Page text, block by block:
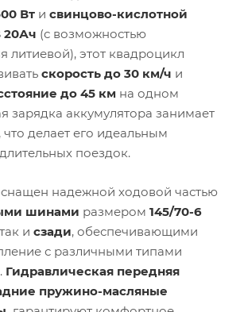
Вт и свинцово-кислотной
20Ач (с возможностью
литиевой), этот квадроцикл
скорость до 30 км/ч и
до 45 км на одном
зарядка аккумулятора занимает
, что делает его идеальным
поездок.
надежной ходовой частью
шинами размером 145/70-6
и сзади, обеспечивающими
с различными типами
Гидравлическая передняя
пружино-масляные